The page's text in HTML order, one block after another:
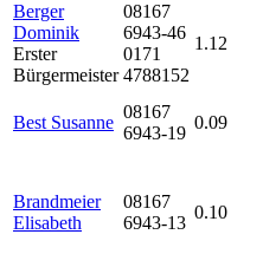
Berger
Dominik
Erster
Bürgermeister
08167
6943-46
0171
4788152
1.12
Best Susanne
08167
6943-19
0.09
Brandmeier
Elisabeth
08167
6943-13
0.10